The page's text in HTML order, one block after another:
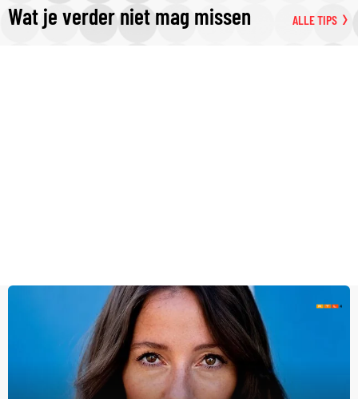
Wat je verder niet mag missen ALLE TIPS